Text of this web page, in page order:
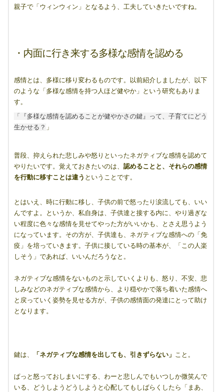
親子で「ウィンウィン」となるよう、工夫していきたいですね。
・内面に行き来する多様な感情を認める
感情とは、多様に移り変わるものです。以前紹介しましたが、以下
のような「多様な感情を持つ人ほど健やか」という研究もありま
す。
「『多様な感情を認めることが健やかさの鍵』って、子育てにどう
生かせる？ 」
普段、抑えられた悲しみや怒りといったネガティブな感情を認めて
やりたいです。覚えておきたいのは、 認めることと、それらの感情
を行動に移すことは違う ということです。
とはいえ、時に行動に移し、子供の前で怒ったり涙流しても、いい
んですよ。というか、私自身は、子供達と接する内に、やり過ぎな
い程度に色々な感情を見せてやった方がいいかも、とさえ思うよう
になっています。その方が、子供達も、ネガティブな感情への「免
疫」を培っていきます。子供に接している時の基本が、「この人楽
しそう」であれば、いいんだろうなと。
ネガティブな感情をないものと示していくよりも、怒り、不安、悲
しみなどのネガティブな感情から、より穏やかで落ち着いた感情へ
と戻っていく姿勢を見せる方が、子供の感情面の発達にとって助け
となります。
鍵は、 「ネガティブな感情を出しても、引きずらない」 こと。
ぱっと怒っておしまいにする、わーと悲しんでもいつしか微笑んで
いる、どうしようどうしようと心配してもしばらくしたら「まあ、